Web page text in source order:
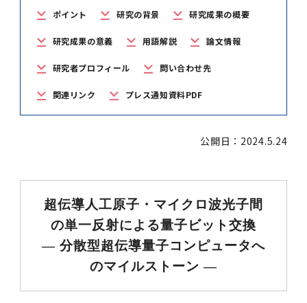
歴代校長及び学長
学生歌
ブランド
研究について
医療について
東京医科歯科大学の誓い
大学組織一覧
学長・役員
副学長
経営協議会
教育研究評議会
広報誌・刊行物トップ
大学紹介動画
留学制度編
多職種連携教育編
大学概要（冊子）
広報誌トップ
広報誌「Bloom! 医科歯科大」
大学案内 【受験生向け】（冊子）
写真で綴る 東京医科歯科大学
大学の計画と評価
大学の計画と評価トップ
大学評価の制度について
１．国立大学法人評価
２．大学認証評価
1-1．第４期中期目標・中期計画等について【6
年間】トップ
第１期 中期目標・中期計画等について
第２期 中期目標・中期計画等について
1-2.年度計画・年度評価等について【第1期～
第3期】
1-2.年度計画・年度評価等について【第1期～
第3期】トップ
（第１期中期目標期間中）年度計画、年度評価
2．認証評価
3．自己点検・評価
四大学連合
四大学連合トップ
四大学連合憲章
「大学院学生の教育研究交流」に関する協定書
複合領域コース(四大学共通)トップ
複合領域コースについて
複合領域コース（東京医科歯科大学）
三大学連合（外部サイト）
情報公開・個人情報
個人情報保護制度
統合報告書
ダイバーシティ
ダイバーシティトップ
コンプライアンス・ハラスメント
入試制度
入試制度トップ
学部入試の変更点（予告）
学部などについて
学部などについてトップ
歯学部
生体材料工学研究所
学生生活などについて
奨学金について
入学料・授業料の免除・徴収猶予について
オープンキャンパス
医学部医学科サマープログラム
合格発表
試験問題及び解答例等の公表
募集要項
募集要項トップ
医歯学総合研究科
医歯学総合研究科博士課程 国際連携専攻（ジ
ョイント・ディグリープログラム：JDP）
WEB出願
アドミッション・ポリシー
却について
大学院入学希望者向け入試説明会
学費・入学金・奨学金について
聴講生・科目等履修生および大学院研究生募集
医学部
歯学部
難治疾患研究所
大学院研究生
大学院保健衛生学研究科
入学に関するお問い合わせ窓口
令和7年度（2025年度）「総合知と癒しの次世
代フロントランナー育成プログラム Science
Tokyo SPRING(医歯学系)」対象学生の春募集
Call for Applications to Science Tokyo
Academic Year by Eligible Students
(*Spring admission)
Call for Applications to Science Tokyo
SPRING（MD）Program for the 2025
Academic Year by Eligible Students
(*Autumn admission)
系）生）の募集について
令和7年度トップレベルAI研究のための共創型
エキスパート人材育成プログラム対象学生（医
歯学系-BOOST生）の募集について
AI研究のための共創型エキスパート人材育成プ
集について
令和８年度（2026年度）CS（クリニシャン・
サイエンティスト）養成支援制度の募集につい
Call for Applications for the Clinician
四大学連合･複合領域コース
教育要項（学部シラバス）
保健衛生学研究科科目等履修生について
入学料・授業料・奨学金トップ
授業料・入学料・検定料
授業料・入学料・検定料
入学料・授業料免除・徴収猶予について
(Admission & Tuition
Exemption/Deferment)
奨学金について
入学料・授業料免除・徴収猶予について
Exemption/Deferment)
入学料・授業料免除・徴収猶予について
(Admission & Tuition
Exemption/Deferment)トップ
【2026年4月入学者】入学料免除・徴収猶予申
奨学金について
奨学金についてトップ
日本学生支援機構
日本学生支援機構
留学情報
学生生活サポート
アルバイトについて
アパート等の紹介
学生保険制度について
就職・キャリア支援
就職・キャリア支援トップ
企業・官公庁・医療機関の皆様へ
サークル・学園祭
サークル・学園祭トップ
ポリシートップ
医学部（医学科･保健衛生学科）
歯学部（歯学科･口腔保健学科）
医学部（医学科･保健衛生学科）
医学部（医学科･保健衛生学科）トップ
医学科
歯学部（歯学科･口腔保健学科）
歯学部（歯学科･口腔保健学科）トップ
口腔保健学科【口腔保健工学専攻】
大学院医歯学総合研究科
修士課程 医歯理工保健学専攻【医療管理政策
学（MMA）コース】
博士課程 医歯学専攻
博士課程看護先進科学専攻
博士課程共同災害看護学専攻
教養部
教養部トップ
公開講座・公開シンポジウム・講演会等のお知
らせ
大学院医歯学総合研究科
大学院医歯学総合研究科トップ
分野構成
学（MMA）コース】
修士課程 医歯理工保健学専攻 グローバルヘル
スリーダー養成 (MPH) コース
大学院保健衛生学研究科
組織
部門一覧
生体材料工学研究所
難治疾患研究所
外部資金トップ
研究費獲得支援
産学官連携
科研費電子申請システム(外部サイト)
研究助成金
AMED研究費の年間公募スケジュール(学内専
研究手続き
研究手続きトップ
倫理審査申請システム
実験計画書のWeb申請システム(学外利用時
VPN必要)
倫理審査手続きについて
研究活動
研究活動トップ
研究テーマ検索
research map
プレスリリース
研究組織
重点研究領域
統合研究機構・統合イノベーション推進機構
オープンイノベーションセンター
研究不正の防止
研究不正等の公表について
剽窃チェックツール(学内専用)
事務部トップ
各種お問い合わせ先(事務部)
受験生 在学生
卒業生
企業・研究者・一般の方
アクセス 学内サイト
ポイント 研究の背景 研究成果の概要
研究成果の意義 用語解説 論文情報
研究者プロフィール 問い合わせ先
関連リンク プレス通知資料PDF
公開日：2024.5.24
超伝導人工原子・マイクロ波光子間
の単一反射による量子ビット交換
― 分散型超伝導量子コンピュータへ
のマイルストーン ―